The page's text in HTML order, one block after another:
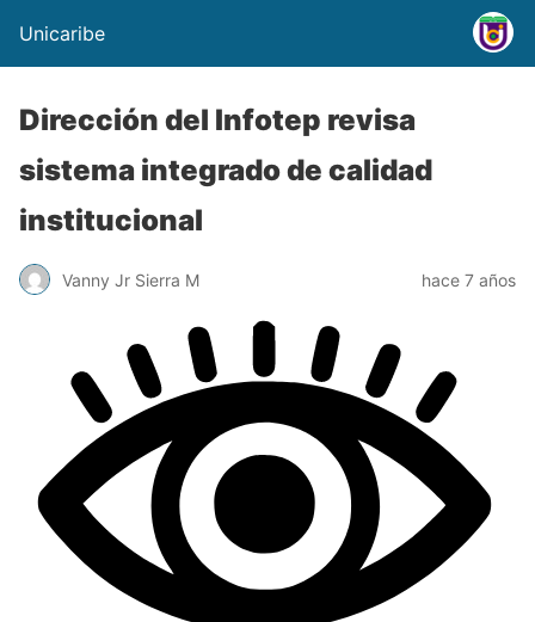
Unicaribe
Dirección del Infotep revisa
sistema integrado de calidad
institucional
Vanny Jr Sierra M hace 7 años